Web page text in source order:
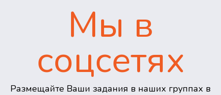
Мы в
соцсетях
Размещайте Ваши задания в наших группах в